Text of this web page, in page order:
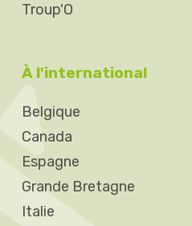
Troup'O
À l'international
Belgique
Canada
Espagne
Grande Bretagne
Italie